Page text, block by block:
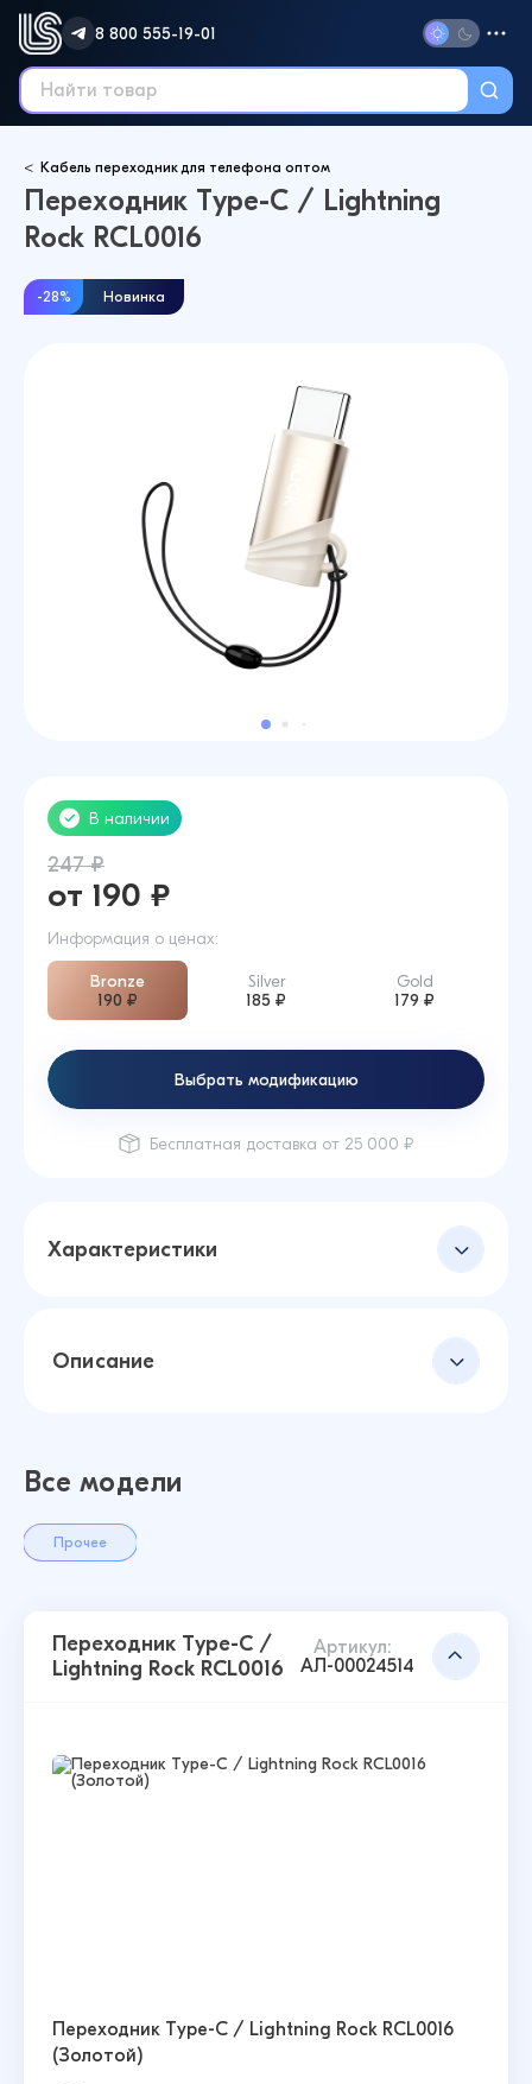
8 800 555-19-01
Кабель переходник для телефона оптом
Переходник Type-C / Lightning
Rock RCL0016
-28% Новинка
Характеристики
В наличии
247 ₽
от 190 ₽
Информация о ценах:
Bronze
190 ₽
Silver
185 ₽
Gold
179 ₽
Выбрать модификацию
Бесплатная доставка от 25 000 ₽
Описание
Все модели
Прочее
Переходник Type-C /
Lightning Rock RCL0016
Артикул:
АЛ-00024514
Переходник Type-C / Lightning Rock RCL0016
(Золотой)